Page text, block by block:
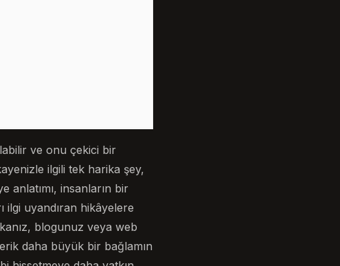
ve onu çekici bir
ilgili tek harika şey,
anlatımı, insanların bir
ilgi uyandıran hikâyelere
blogunuz veya web
daha büyük bir bağlamın